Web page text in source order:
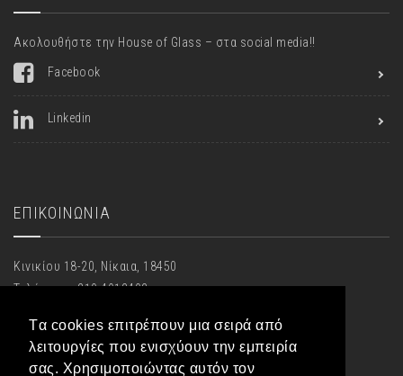
Tα cookies επιτρέπουν μια σειρά από
λειτουργίες που ενισχύουν την εμπειρία
σας. Χρησιμοποιώντας αυτόν τον
Ακολουθήστε την House of Glass – στα social media!!
Facebook
Linkedin
ΕΠΙΚΟΙΝΩΝΙΑ
Κινικίου 18-20, Νίκαια, 18450
Τηλέφωνο: 210 4912402
Email:houseofglass@hotmail.gr